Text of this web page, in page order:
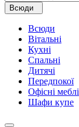
Всюди
Всюди
Вітальні
Кухні
Спальні
Дитячі
Передпокої
Офісні меблі
Шафи купе